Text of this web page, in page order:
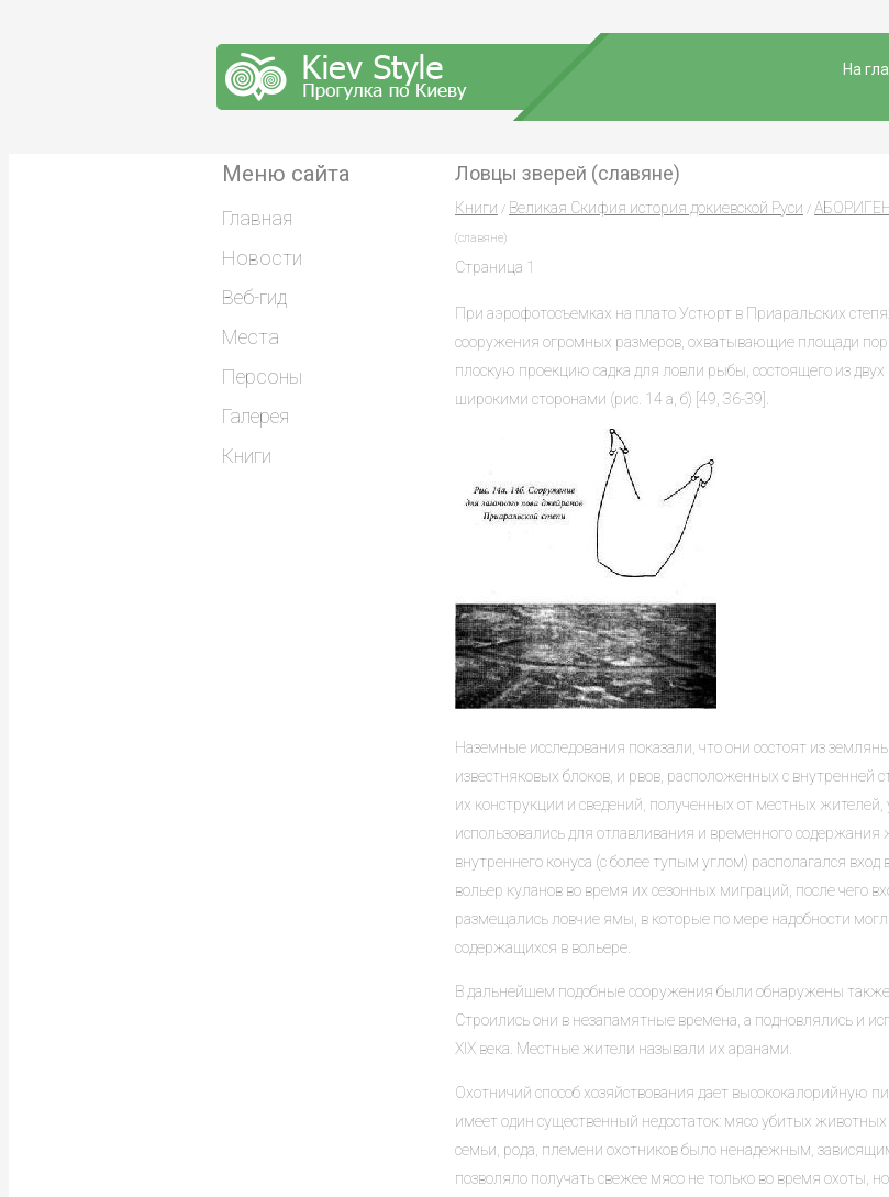
На
Ловцы зверей (славяне)
Книги / Великая Скифия история докиевской Руси /
(славяне)
Страница 1
При аэрофотосъемках на плато Устюрт в Приаральских
сооружения огромных размеров, охватывающие площади
плоскую проекцию садка для ловли рыбы, состоящего из
широкими сторонами (рис. 14 а, б) [49, 36-39].
Наземные исследования показали, что они состоят из
известняковых блоков, и рвов, расположенных с внутренней
их конструкции и сведений, полученных от местных
использовались для отлавливания и временного
внутреннего конуса (с более тупым углом) располагался
вольер куланов во время их сезонных миграций, после чего
размещались ловчие ямы, в которые по мере надобности
содержащихся в вольере.
В дальнейшем подобные сооружения были обнаружены также
Строились они в незапамятные времена, а подновлялись и
XIX века. Местные жители называли их аранами.
Охотничий способ хозяйствования дает высококалорийную
имеет один существенный недостаток: мясо убитых животных
семьи, рода, племени охотников было ненадежным,
позволяло получать свежее мясо не только во время охоты,
Меню сайта
Главная
Новости
Веб-гид
Места
Персоны
Галерея
Книги